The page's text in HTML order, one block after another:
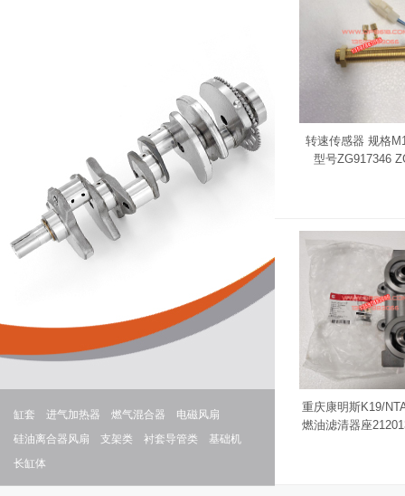
缸套 进气加热器 燃气混合器
电磁风扇
硅油离合器风扇
支架类 衬套导管类
基础机
长缸体
转速传感器 规格
型号ZG917346
重庆康明斯K19/
燃油滤清器座